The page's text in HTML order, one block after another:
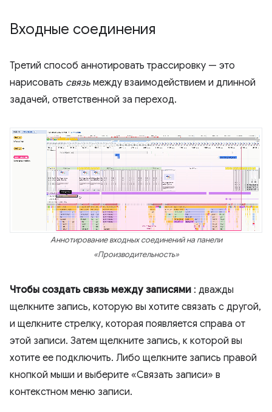
Входные соединения
Третий способ аннотировать трассировку — это
нарисовать связь между взаимодействием и длинной
задачей, ответственной за переход.
Аннотирование входных соединений на панели
«Производительность»
Чтобы создать связь между записями : дважды
щелкните запись, которую вы хотите связать с другой,
и щелкните стрелку, которая появляется справа от
этой записи. Затем щелкните запись, к которой вы
хотите ее подключить. Либо щелкните запись правой
кнопкой мыши и выберите «Связать записи» в
контекстном меню записи.